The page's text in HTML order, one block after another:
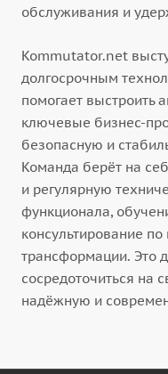
обслуживания и
Kommutator.net
долгосрочным
помогает выстроить
ключевые бизнес-
безопасную и
Команда берёт на
и регулярную
функционала,
консультирование
трансформации. Это
сосредоточиться на
надёжную и